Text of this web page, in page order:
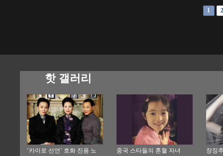
1 2
핫 갤러리
‘카이로 선언’ 호화 진용 노
중국 스타들의 혼혈 자녀
장징